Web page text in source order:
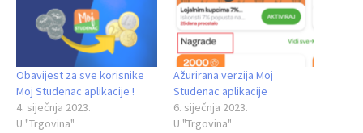
Obavijest za sve korisnike
Moj Studenac aplikacije !
4. siječnja 2023.
U "Trgovina"
Ažurirana verzija Moj
Studenac aplikacije
6. siječnja 2023.
U "Trgovina"